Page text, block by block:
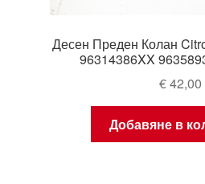
Десен Преден Колан
96314386XX
€42,00
Добавяне в